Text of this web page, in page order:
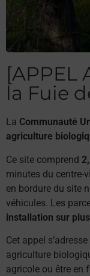
[APPEL
la Fuie
La Communauté
agriculture
Ce site comprend
minutes du centre-
en bordure du site
véhicules. Les
installation sur
Cet appel
agriculture
agricole ou être en